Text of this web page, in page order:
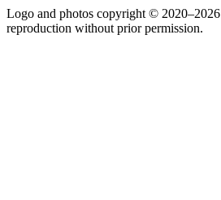
Logo and photos copyright © 2020–2026
reproduction without prior permission.